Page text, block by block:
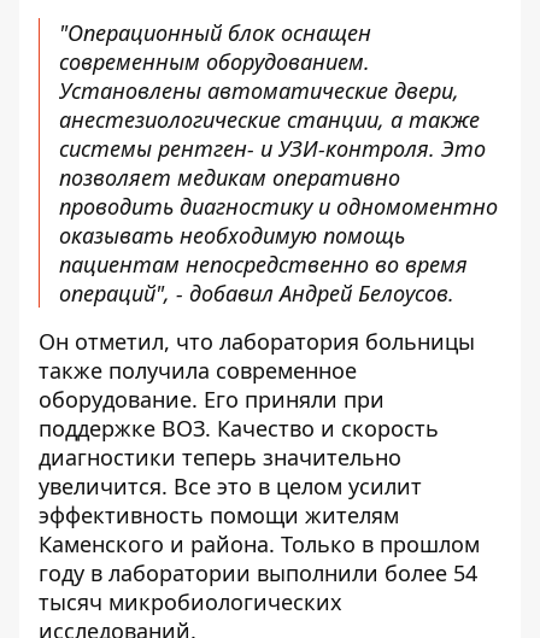
"Операционный блок оснащен
современным оборудованием.
Установлены автоматические двери,
анестезиологические станции, а также
системы рентген- и УЗИ-контроля. Это
позволяет медикам оперативно
проводить диагностику и одномоментно
оказывать необходимую помощь
пациентам непосредственно во время
операций", - добавил Андрей Белоусов.
Он отметил, что лаборатория больницы
также получила современное
оборудование. Его приняли при
поддержке ВОЗ. Качество и скорость
диагностики теперь значительно
увеличится. Все это в целом усилит
эффективность помощи жителям
Каменского и района. Только в прошлом
году в лаборатории выполнили более 54
тысяч микробиологических
исследований.